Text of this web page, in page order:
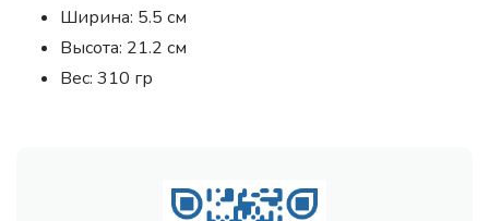
Ширина: 5.5 см
Высота: 21.2 см
Вес: 310 гр